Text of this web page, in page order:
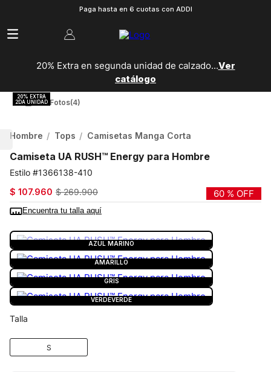
Paga hasta en 6 cuotas con ADDI
20% Extra en segunda unidad de calzado...Ver
catálogo
Ver Fotos(4)
Hombre Tops Camisetas Manga Corta
Camiseta UA RUSH™ Energy para Hombre
1366138-410
$ 107.960 $ 269.900 60 % OFF
Encuentra tu talla aquí
AZUL MARINO
AMARILLO
GRIS
VERDEVERDE
Talla
S